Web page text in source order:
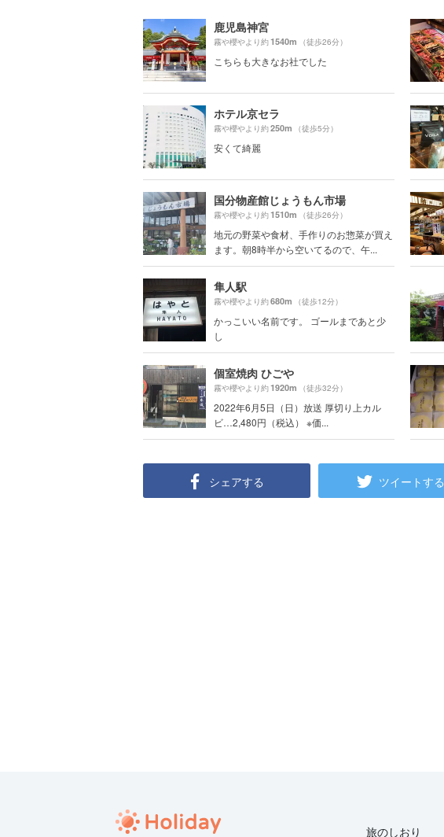
鹿児島神宮
霧や櫻やより約1540m （徒歩26分）
こちらも大きなお社でした
ホテル京セラ
霧や櫻やより約250m （徒歩5分）
安くて綺麗
国分物産館じょうもん市場
霧や櫻やより約1510m （徒歩26分）
地元の野菜や食材、手作りのお惣菜が買え
ます。朝8時半から空いてるので、午...
隼人駅
霧や櫻やより約680m （徒歩12分）
かっこいい名前です。 ゴールまであと少
し
個室焼肉 ひごや
霧や櫻やより約1920m （徒歩32分）
2022年6月5日（日）放送 厚切り上カル
ビ…2,480円（税込） ※価...
シェアする ツイートする
旅のしおり